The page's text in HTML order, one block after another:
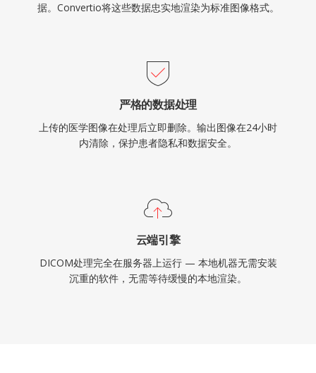
据。Convertio将这些数据忠实地渲染为标准图像格式。
严格的数据处理
上传的医学图像在处理后立即删除。输出图像在24小时
内清除，保护患者隐私和数据安全。
云端引擎
DICOM处理完全在服务器上运行 — 本地机器无需安装
沉重的软件，无需等待缓慢的本地渲染。